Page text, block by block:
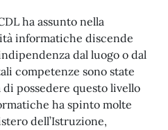
ha assunto nella
informatiche discende
dal luogo o dal
competenze sono state
possedere questo livello
ha spinto molte
dell’Istruzione,